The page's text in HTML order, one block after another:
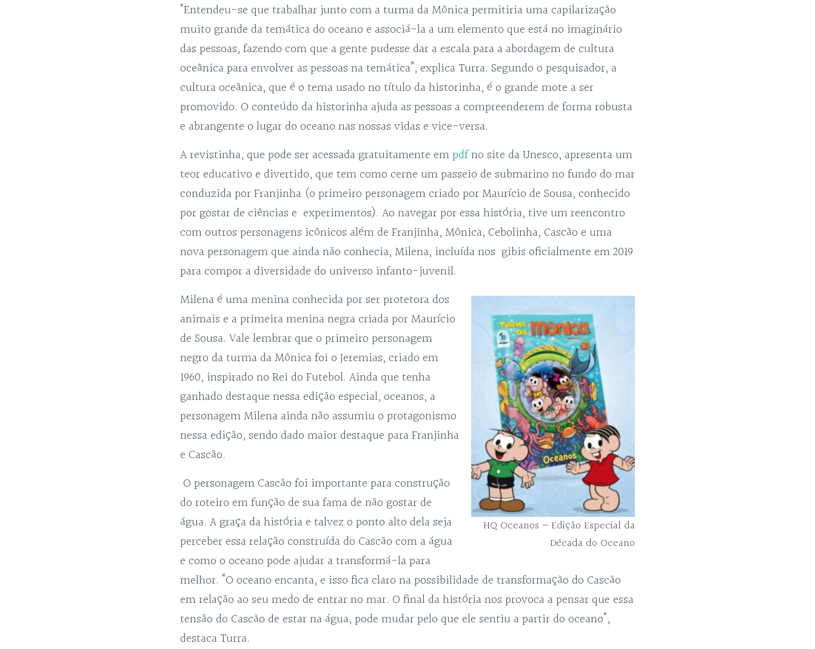
“Entendeu-se que trabalhar junto com a turma da Mônica permitiria uma capilarização
muito grande da temática do oceano e associá-la a um elemento que está no imaginário
das pessoas, fazendo com que a gente pudesse dar a escala para a abordagem de cultura
oceânica para envolver as pessoas na temática”, explica Turra. Segundo o pesquisador, a
cultura oceânica, que é o tema usado no título da historinha, é o grande mote a ser
promovido. O conteúdo da historinha ajuda as pessoas a compreenderem de forma robusta
e abrangente o lugar do oceano nas nossas vidas e vice-versa.
A revistinha, que pode ser acessada gratuitamente empdfno site da Unesco, apresenta um
teor educativo e divertido, que tem como cerne um passeio de submarino no fundo do mar
conduzida por Franjinha (o primeiro personagem criado por Maurício de Sousa, conhecido
por gostar de ciências e experimentos). Ao navegar por essa história, tive um reencontro
com outros personagens icônicos além de Franjinha, Mônica, Cebolinha, Cascão e uma
nova personagem que ainda não conhecia, Milena, incluída nos gibis oficialmente em 2019
para compor a diversidade do universo infanto-juvenil.
HQ Oceanos – Edição Especial da
Década do Oceano
Milena é uma menina conhecida por ser protetora dos
animais e a primeira menina negra criada por Maurício
de Sousa. Vale lembrar que o primeiro personagem
negro da turma da Mônica foi o Jeremias, criado em
1960, inspirado no Rei do Futebol. Ainda que tenha
ganhado destaque nessa edição especial, oceanos, a
personagem Milena ainda não assumiu o protagonismo
nessa edição, sendo dado maior destaque para Franjinha
e Cascão.
O personagem Cascão foi importante para construção
do roteiro em função de sua fama de não gostar de
água. A graça da história e talvez o ponto alto dela seja
perceber essa relação construída do Cascão com a água
e como o oceano pode ajudar a transformá-la para
melhor. “O oceano encanta, e isso fica claro na possibilidade de transformação do Cascão
em relação ao seu medo de entrar no mar. O final da história nos provoca a pensar que essa
tensão do Cascão de estar na água, pode mudar pelo que ele sentiu a partir do oceano”,
destaca Turra.